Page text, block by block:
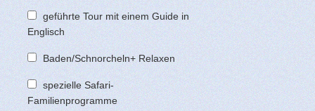
geführte Tour mit einem Guide in
Englisch
Baden/Schnorcheln+ Relaxen
spezielle Safari-
Familienprogramme